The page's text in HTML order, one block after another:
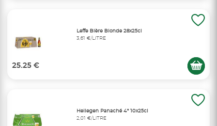
Leffe Bière Blonde 28x25cl
3,61 €/LITRE
25.25 €
Hellegen Panaché 4° 10x25cl
2,01 €/LITRE